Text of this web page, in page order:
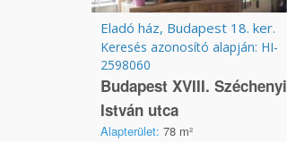
Eladó ház, Budapest 18. ker.
Keresés azonosító alapján: HI-
2598060
Budapest XVIII. Széchenyi
István utca
Alapterület: 78 m²